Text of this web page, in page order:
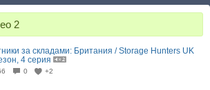
2
за складами: Британия / Storage Hunters UK
4 серия
0 +2